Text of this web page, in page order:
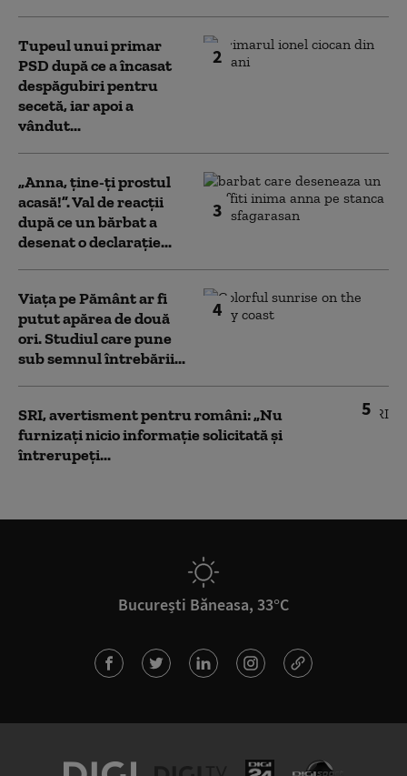
2
Tupeul unui primar
PSD după ce a încasat
despăgubiri pentru
secetă, iar apoi a
vândut...
3
„Anna, ţine-ţi prostul
acasă!”. Val de reacții
după ce un bărbat a
desenat o declarație...
4
Viața pe Pământ ar fi
putut apărea de două
ori. Studiul care pune
sub semnul întrebării...
5
SRI, avertisment pentru români: „Nu
furnizați nicio informație solicitată și
întrerupeți...
București Băneasa, 33°C